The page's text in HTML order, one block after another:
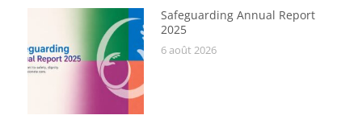
Safeguarding Annual Report
2025
6 août 2026